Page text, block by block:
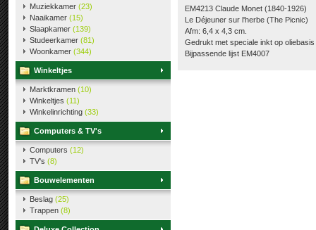
Muziekkamer (23)
Naaikamer (15)
Slaapkamer (139)
Studeerkamer (81)
Woonkamer (344)
Winkeltjes
Marktkramen (10)
Winkeltjes (11)
Winkelinrichting (33)
Computers & TV's
Computers (12)
TV's (8)
Bouwelementen
Beslag (25)
Trappen (8)
EM4213 Claude Monet (1840-1926)
Le Déjeuner sur l'herbe (The Picnic)
Afm: 6,4 x 4,3 cm.
Gedrukt met speciale inkt op
Bijpassende lijst EM4007